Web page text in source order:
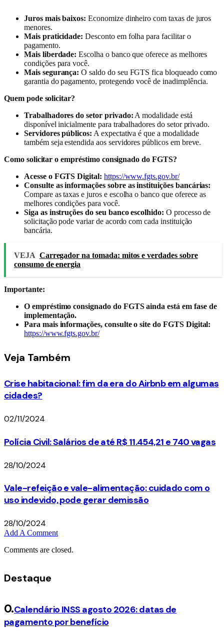
Juros mais baixos: Economize dinheiro com taxas de juros
menores.
Mais praticidade: Desconto em folha para facilitar o
pagamento.
Mais liberdade: Escolha o banco que oferece as melhores
condições para você.
Mais segurança: O saldo do seu FGTS fica bloqueado como
garantia do pagamento, protegendo você de inadimplência.
Quem pode solicitar?
Trabalhadores do setor privado: A modalidade está
disponível inicialmente para trabalhadores do setor privado.
Servidores públicos: A expectativa é que a modalidade
também seja estendida aos servidores públicos em breve.
Como solicitar o empréstimo consignado do FGTS?
Acesse o FGTS Digital: https://www.fgts.gov.br/
Consulte as informações sobre as instituições bancárias:
Compare as taxas e juros e escolha o banco que oferece as
melhores condições para você.
Siga as instruções do seu banco escolhido: O processo de
solicitação pode variar de acordo com cada instituição
bancária.
VEJA Carregador na tomada: mitos e verdades sobre
consumo de energia
Importante:
O empréstimo consignado do FGTS ainda está em fase de
implementação.
Para mais informações, consulte o site do FGTS Digital:
https://www.fgts.gov.br/
Veja Também
Crise habitacional: fim da era do Airbnb em algumas
cidades?
02/11/2024
Polícia Civil: Salários de até R$ 11.454,21 e 740 vagas
28/10/2024
Vale-refeição e vale-alimentação: cuidado com o
uso indevido, pode gerar demissão
28/10/2024
Add A Comment
Comments are closed.
Destaque
Calendário INSS agosto 2026: datas de
pagamento por benefício